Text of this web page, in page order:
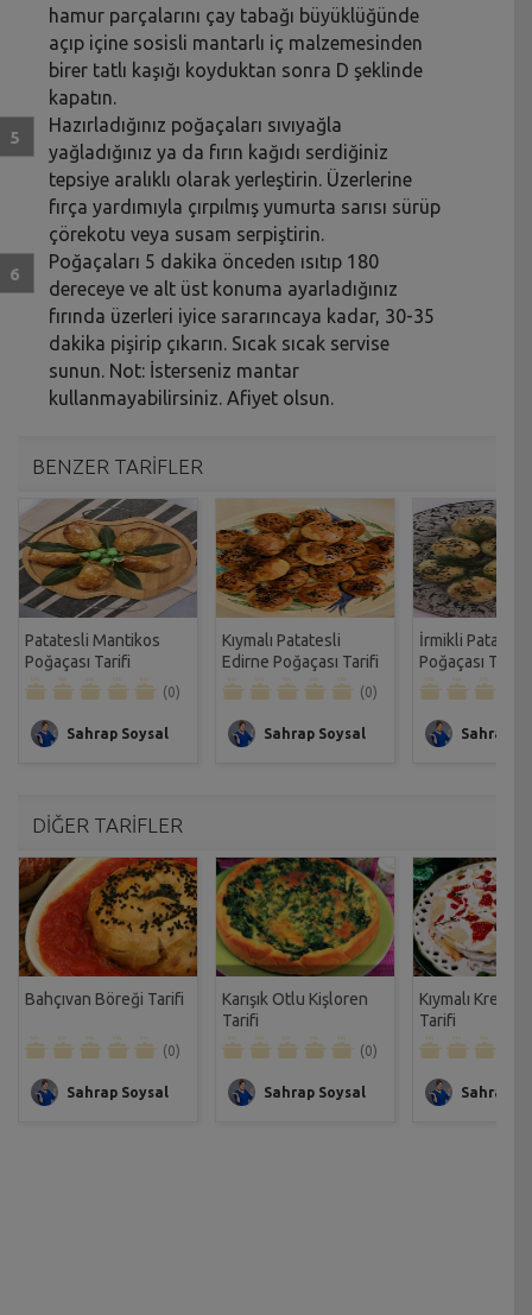
hamur parçalarını çay tabağı büyüklüğünde
açıp içine sosisli mantarlı iç malzemesinden
birer tatlı kaşığı koyduktan sonra D şeklinde
kapatın.
Hazırladığınız poğaçaları sıvıyağla
yağladığınız ya da fırın kağıdı serdiğiniz
tepsiye aralıklı olarak yerleştirin. Üzerlerine
fırça yardımıyla çırpılmış yumurta sarısı sürüp
çörekotu veya susam serpiştirin.
Poğaçaları 5 dakika önceden ısıtıp 180
dereceye ve alt üst konuma ayarladığınız
fırında üzerleri iyice sararıncaya kadar, 30-35
dakika pişirip çıkarın. Sıcak sıcak servise
sunun. Not: İsterseniz mantar
kullanmayabilirsiniz. Afiyet olsun.
BENZER TARİFLER
Patatesli Mantikos
Poğaçası Tarifi
(0)
Sahrap Soysal
Kıymalı Patatesli
Edirne Poğaçası Tarifi
(0)
Sahrap Soysal
İrmikli
Poğaçası Tarifi
Sahrap
DİĞER TARİFLER
Bahçıvan Böreği Tarifi
(0)
Sahrap Soysal
Karışık Otlu Kişloren
Tarifi
(0)
Sahrap Soysal
Kıymalı Krep
Tarifi
Sahrap